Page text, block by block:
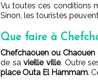
Vu toutes ces conditions
Sinon, les touristes
Que faire à
Chefchaouen ou Chaouen
de savieille ville. Outre
place Outa El Hammam.